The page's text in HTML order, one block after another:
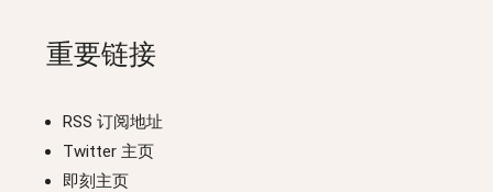
重要链接
RSS 订阅地址
Twitter 主页
即刻主页